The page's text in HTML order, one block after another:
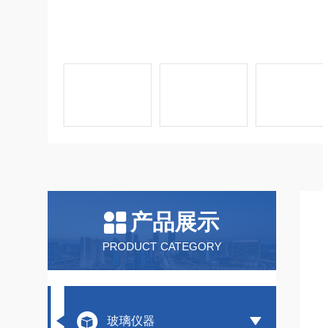
产品展示
PRODUCT CATEGORY
玻璃仪器